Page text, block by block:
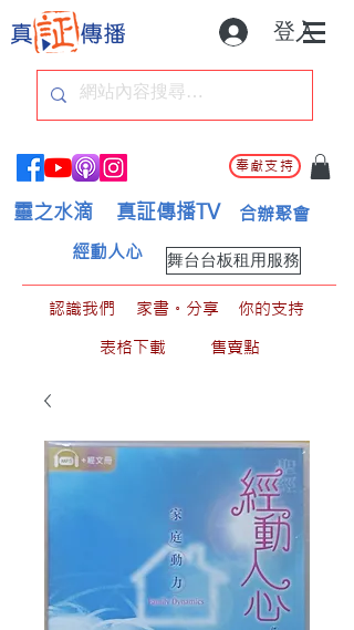
登入
奉獻支持
靈之水滴 真証傳播TV 合辦聚會
舞台台板租用服務
經動人心
認識我們 家書。分享
你的支持
表格下載
售賣點